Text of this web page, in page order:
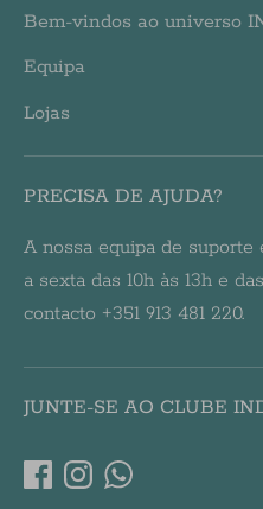
Bem-vindos ao universo
Equipa
Lojas
PRECISA DE AJUDA?
A nossa equipa de
a sexta das 10h às 13h e
contacto +351 913 481 220.
JUNTE-SE AO CLUBE